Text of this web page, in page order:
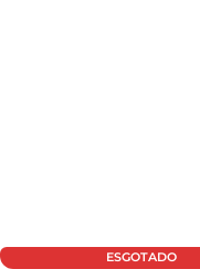
ESGOTADO